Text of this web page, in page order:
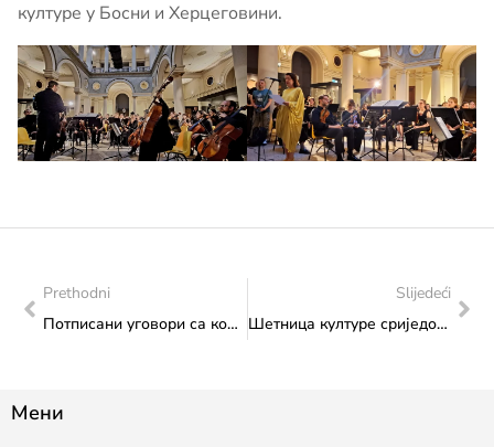
културе у Босни и Херцеговини.
Prethodni
Потписани уговори са корисницима средстава по Јавном позиву за расподјелу дијела прихода остварених на основу накнада за приређивање игара на срећу
Slijedeći
Шетница културе сриједом: сусрет са заједницом без баријера
Мени